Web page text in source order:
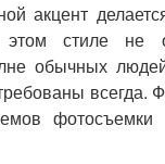
акцент
стиле не
обычных
всегда.